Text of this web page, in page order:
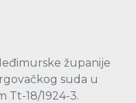
županije
suda u
Tt-18/1924-3.